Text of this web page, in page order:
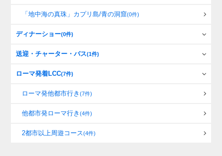
「地中海の真珠」カプリ島/青の洞窟(0件)
ディナーショー(0件)
送迎・チャーター・バス(1件)
ローマ発着LCC(7件)
ローマ発他都市行き(7件)
他都市発ローマ行き(4件)
2都市以上周遊コース(4件)